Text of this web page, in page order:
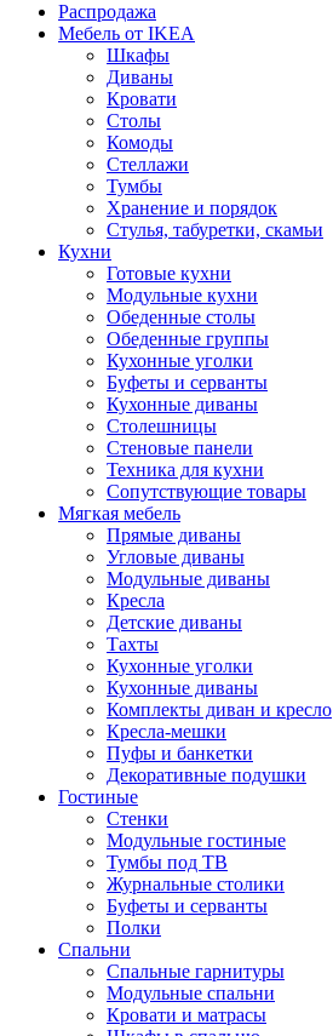
Распродажа
Мебель от IKEA
Шкафы
Диваны
Кровати
Столы
Комоды
Стеллажи
Тумбы
Хранение и порядок
Стулья, табуретки, скамьи
Кухни
Готовые кухни
Модульные кухни
Обеденные столы
Обеденные группы
Кухонные уголки
Буфеты и серванты
Кухонные диваны
Столешницы
Стеновые панели
Техника для кухни
Сопутствующие товары
Мягкая мебель
Прямые диваны
Угловые диваны
Модульные диваны
Кресла
Детские диваны
Тахты
Кухонные уголки
Кухонные диваны
Комплекты диван и кресло
Кресла-мешки
Пуфы и банкетки
Декоративные подушки
Гостиные
Стенки
Модульные гостиные
Тумбы под ТВ
Журнальные столики
Буфеты и серванты
Полки
Спальни
Спальные гарнитуры
Модульные спальни
Кровати и матрасы